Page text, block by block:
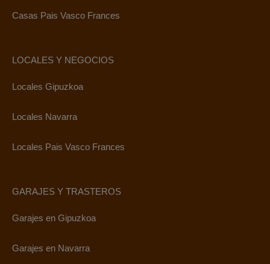
Casas Pais Vasco Frances
LOCALES Y NEGOCIOS
Locales Gipuzkoa
Locales Navarra
Locales Pais Vasco Frances
GARAJES Y TRASTEROS
Garajes en Gipuzkoa
Garajes en Navarra